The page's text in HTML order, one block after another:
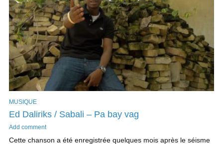
MUSIQUE
Ed Daliriks / Sabali – Pa bay vag
Add comment
Cette chanson a été enregistrée quelques mois après le séisme